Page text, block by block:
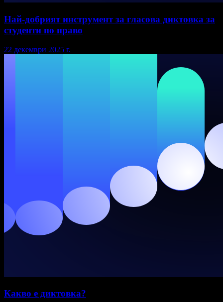
Най-добрият инструмент за гласова диктовка за
студенти по право
22 декември 2025 г.
Какво е диктовка?